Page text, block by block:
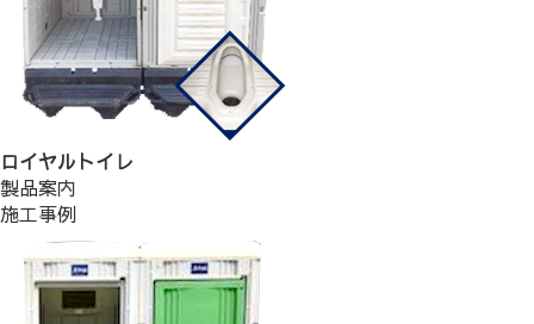
ロイヤルトイレ
製品案内
施工事例